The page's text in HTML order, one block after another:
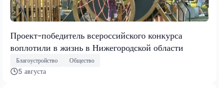
Проект-победитель всероссийского конкурса
воплотили в жизнь в Нижегородской области
Благоустройство Общество
5 августа